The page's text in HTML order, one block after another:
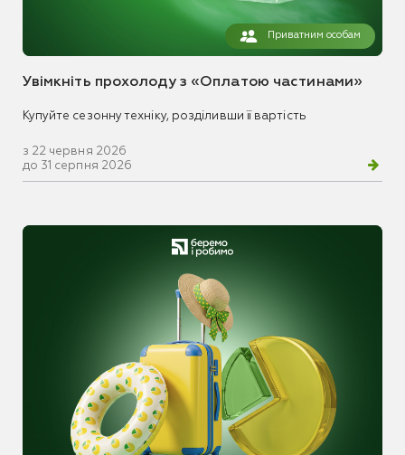
Приватним особам
Увімкніть прохолоду з «Оплатою частинами»
Купуйте сезонну техніку, розділивши її вартість
з 22 червня 2026
до 31 серпня 2026